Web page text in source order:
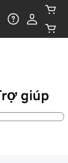
giúp